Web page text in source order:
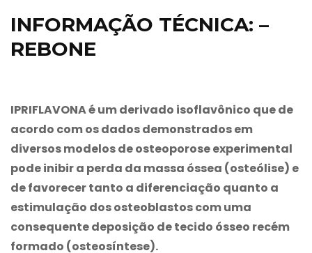
INFORMAÇÃO TÉCNICA: –
REBONE
IPRIFLAVONA é um derivado isoflavônico que de
acordo com os dados demonstrados em
diversos modelos de osteoporose experimental
pode inibir a perda da massa óssea (osteólise) e
de favorecer tanto a diferenciação quanto a
estimulação dos osteoblastos com uma
consequente deposição de tecido ósseo recém
formado (osteosíntese).